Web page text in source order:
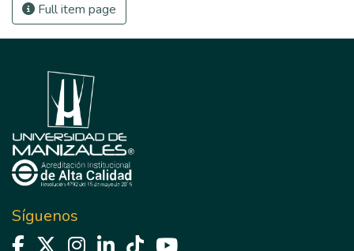
Full item page
Síguenos